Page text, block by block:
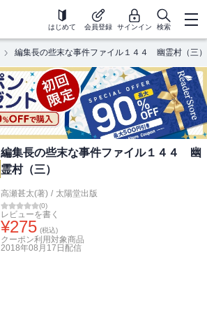
はじめて 会員登録 サインイン 検索
編集長の些末な事件ファイル１４４ 幽霊村（三）
編集長の些末な事件ファイル１４４ 幽
霊村（三）
高瀬甚太(著) / 太陽堂出版
(0)
レビューを書く
¥275 (税込)
クーポン利用対象商品
2018年08月17日 配信